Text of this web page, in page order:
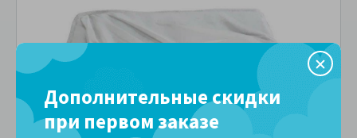
Дополнительные скидки
при первом заказе